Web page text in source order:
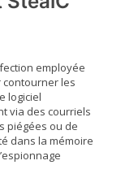
employée
les
logiciel
via des courriels
piégées ou de
dans la mémoire